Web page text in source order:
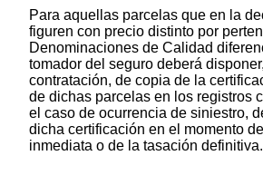
Para aquellas parcelas que en la
figuren con precio distinto por
Denominaciones de Calidad
tomador del seguro deberá
contratación, de copia de la
de dichas parcelas en los registros
el caso de ocurrencia de siniestro,
dicha certificación en el momento
inmediata o de la tasación definitiva.